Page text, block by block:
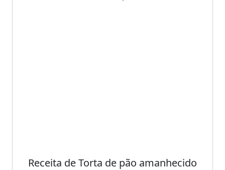
Receita de Torta de pão amanhecido